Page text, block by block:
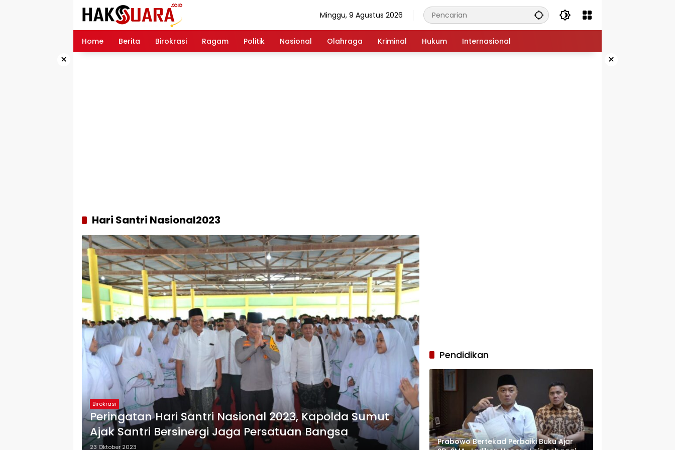
Minggu, 9 Agustus 2026
Home Berita Birokrasi Ragam Politik Nasional Olahraga Kriminal Hukum Internasional
× ×
Hari Santri Nasional2023
Birokrasi
Peringatan Hari Santri Nasional 2023, Kapolda Sumut
Ajak Santri Bersinergi Jaga Persatuan Bangsa
23 Oktober 2023
Pendidikan
Prabowo Bertekad Perbaiki Buku Ajar